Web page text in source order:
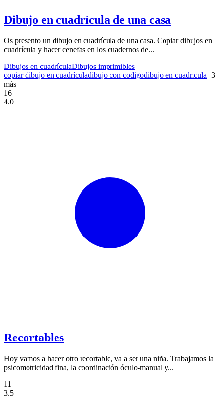
Dibujo en cuadrícula de una casa
Os presento un dibujo en cuadrícula de una casa. Copiar dibujos en
cuadrícula y hacer cenefas en los cuadernos de...
Dibujos en cuadrículaDibujos imprimibles
copiar dibujo en cuadrículadibujo con codigodibujo en cuadricula+3
más
16
4.0
Recortables
Hoy vamos a hacer otro recortable, va a ser una niña. Trabajamos la
psicomotricidad fina, la coordinación óculo-manual y...
11
3.5